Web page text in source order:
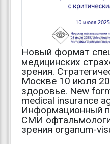
Новый формат
медицинских
зрения.
Москве 10 июля
здоровье. New
medical insurance
Информационный
СМИ
зрения organum-